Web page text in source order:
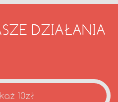
DZIAŁANIA
10zł